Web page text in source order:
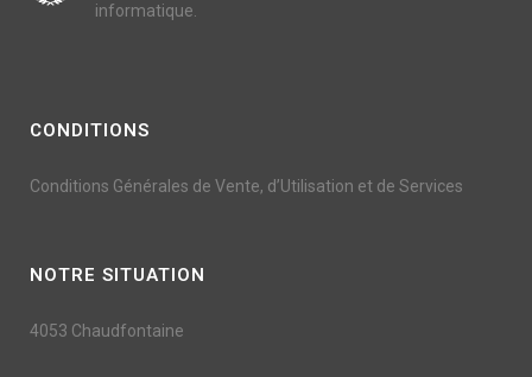
informatique.
CONDITIONS
Conditions Générales de Vente, d’Utilisation et de Services
NOTRE SITUATION
4053 Chaudfontaine